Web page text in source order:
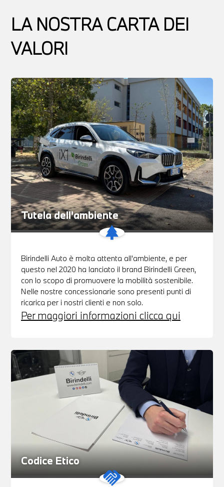
LA NOSTRA CARTA DEI
VALORI
Tutela dell'ambiente
Birindelli Auto è molta attenta all'ambiente, e per
questo nel 2020 ha lanciato il brand Birindelli Green,
con lo scopo di promuovere la mobilità sostenibile.
Nelle nostre concessionarie sono presenti punti di
ricarica per i nostri clienti e non solo.
Per maggiori informazioni clicca qui
Codice Etico